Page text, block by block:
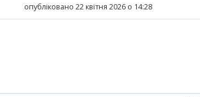
опубліковано 22 квітня 2026 о 14:28